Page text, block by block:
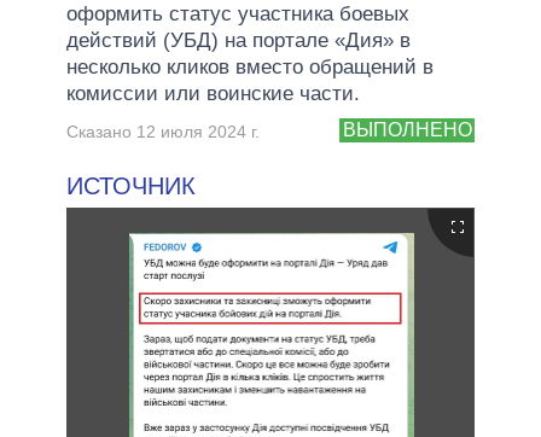
оформить статус участника боевых
действий (УБД) на портале «Дия» в
несколько кликов вместо обращений в
комиссии или воинские части.
ВЫПОЛНЕНО
Сказано 12 июля 2024 г.
ИСТОЧНИК